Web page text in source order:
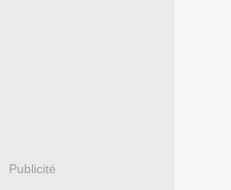
Publicité